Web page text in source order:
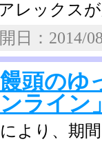
レックス
日：
頭のゆ
ライン
より、期